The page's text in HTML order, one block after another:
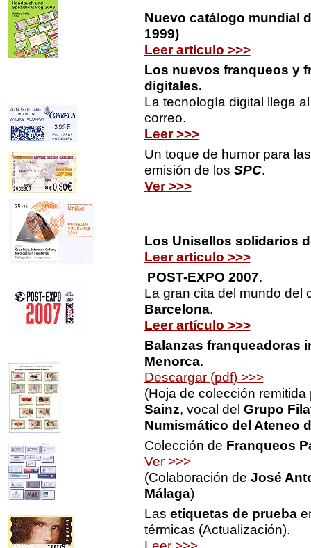
Nuevo catálogo mundial
1999)
Leer artículo >>>
Los nuevos franqueos y
digitales.
La tecnología digital llega
correo.
Leer >>>
Un toque de humor para
emisión de los SPC.
Ver >>>
Los Unisellos solidarios
Leer artículo >>>
POST-EXPO 2007.
La gran cita del mundo del
Barcelona.
Leer artículo >>>
Balanzas franqueadoras
Menorca.
Descargar (pdf) >>>
(Hoja de colección
Sainz, vocal del Grupo
Numismático del Ateneo
Colección de Franqueos
Ver >>>
(Colaboración de José
Málaga)
Las etiquetas de prueba
térmicas (Actualización).